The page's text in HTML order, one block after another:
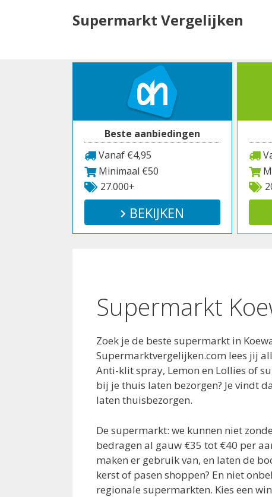
Supermarkt Vergelijken
Beste aanbiedingen
Vanaf €4,95
Minimaal €50
27.000+
BEKIJKEN
Supermarkt
Zoek je de beste supermarkt in
Supermarktvergelijken.com lees jij
Anti-klit spray, Lemon en Lollies of
bij je thuis laten bezorgen? Je vindt
laten thuisbezorgen.
De supermarkt: we kunnen niet
bedragen al gauw €35 tot €40 per
maken er gebruik van, en laten de
kerst of pasen shoppen? En niet
regionale supermarkten. Kies een